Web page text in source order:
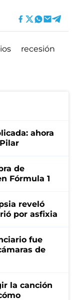
recesión
ahora
de
Fórmula 1
reveló
por asfixia
fue
de
la canción